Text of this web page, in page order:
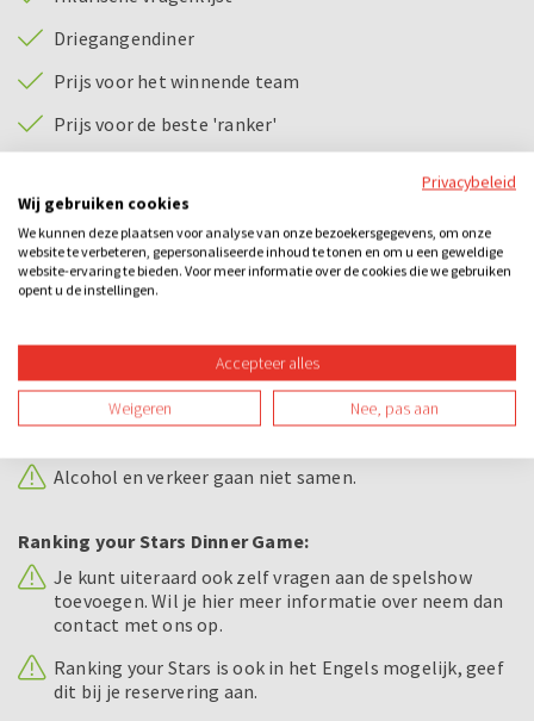
Driegangendiner
Prijs voor het winnende team
Prijs voor de beste 'ranker'
Bijzonderheden
Solex rijden:
Om een solex te besturen dien je in het bezit te zijn
van een geldig bromfietsrijbewijs of geldig Nederlands
tonen voordat u aan de rit begint.
Wellicht ten overvloede, maar een ingetrokken of
verlopen rijbewijs wordt door ons niet gezien als een
geldig rijbewijs.
Alcohol en verkeer gaan niet samen.
Ranking your Stars Dinner Game:
Je kunt uiteraard ook zelf vragen aan de spelshow
toevoegen. Wil je hier meer informatie over neem dan
contact met ons op.
Ranking your Stars is ook in het Engels mogelijk, geef
dit bij je reservering aan.
Privacybeleid
Wij gebruiken cookies
We kunnen deze plaatsen voor analyse van onze bezoekersgegevens, om onze
website te verbeteren, gepersonaliseerde inhoud te tonen en om u een geweldige
website-ervaring te bieden. Voor meer informatie over de cookies die we gebruiken
opent u de instellingen.
Accepteer alles
Weigeren Nee, pas aan